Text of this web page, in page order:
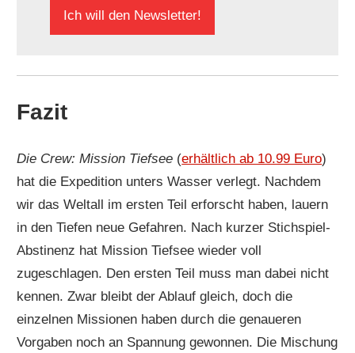
Ich will den Newsletter!
Fazit
Die Crew: Mission Tiefsee (erhältlich ab 10.99 Euro)
hat die Expedition unters Wasser verlegt. Nachdem
wir das Weltall im ersten Teil erforscht haben, lauern
in den Tiefen neue Gefahren. Nach kurzer Stichspiel-
Abstinenz hat Mission Tiefsee wieder voll
zugeschlagen. Den ersten Teil muss man dabei nicht
kennen. Zwar bleibt der Ablauf gleich, doch die
einzelnen Missionen haben durch die genaueren
Vorgaben noch an Spannung gewonnen. Die Mischung